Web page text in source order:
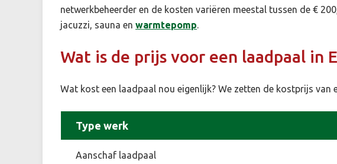
netwerkbeheerder en de kosten variëren meestal tussen de €
jacuzzi, sauna en warmtepomp.
Wat is de prijs voor een laadpaal in
Wat kost een laadpaal nou eigenlijk? We zetten de kostprijs
Type werk
Aanschaf laadpaal